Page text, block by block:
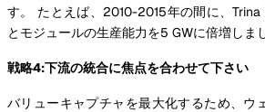
す。 たとえば、2010-2015年の間に、
とモジュールの生産能力を5 GWに倍増しま
戦略4:下流の統合に焦点を合わせて下さい
バリューキャプチャを最大化するため、ウ